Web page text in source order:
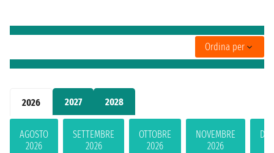
2026 2027 2028
AGOSTO
2026
SETTEMBRE
2026
OTTOBRE
2026
NOVEMBRE
2026
Ordina per